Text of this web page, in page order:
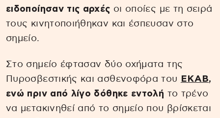
ειδοποίησαν τις αρχές οι οποίες με τη σειρά
τους κινητοποιήθηκαν και έσπευσαν στο
σημείο.
Στο σημείο έφτασαν δύο οχήματα της
Πυροσβεστικής και ασθενοφόρα του
ΕΚΑΒ,
ενώ πριν από λίγο δόθηκε εντολή το τρένο
να μετακινηθεί από το σημείο που βρίσκεται